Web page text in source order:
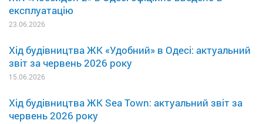
експлуатацію
23.06.2026
Хід будівництва ЖК «Удобний» в Одесі: актуальний
звіт за червень 2026 року
15.06.2026
Хід будівництва ЖК Sea Town: актуальний звіт за
червень 2026 року